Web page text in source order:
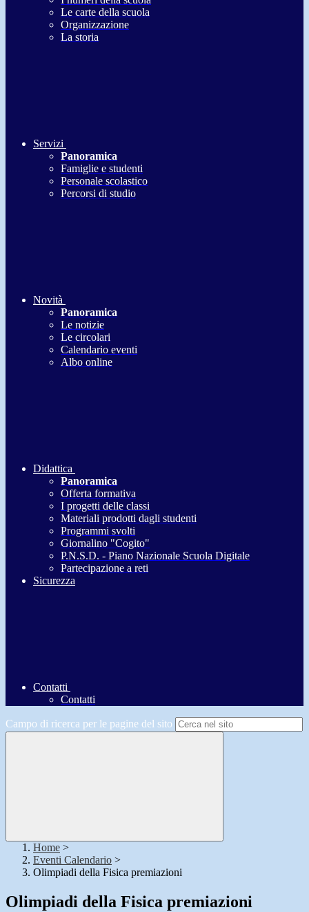
Le carte della scuola
Organizzazione
La storia
Servizi
Panoramica
Famiglie e studenti
Personale scolastico
Percorsi di studio
Novità
Panoramica
Le notizie
Le circolari
Calendario eventi
Albo online
Didattica
Panoramica
Offerta formativa
I progetti delle classi
Materiali prodotti dagli studenti
Programmi svolti
Giornalino "Cogito"
P.N.S.D. - Piano Nazionale Scuola Digitale
Partecipazione a reti
Sicurezza
Contatti
Contatti
Campo di ricerca per le pagine del sito
Home >
Eventi Calendario >
Olimpiadi della Fisica premiazioni
Olimpiadi della Fisica premiazioni